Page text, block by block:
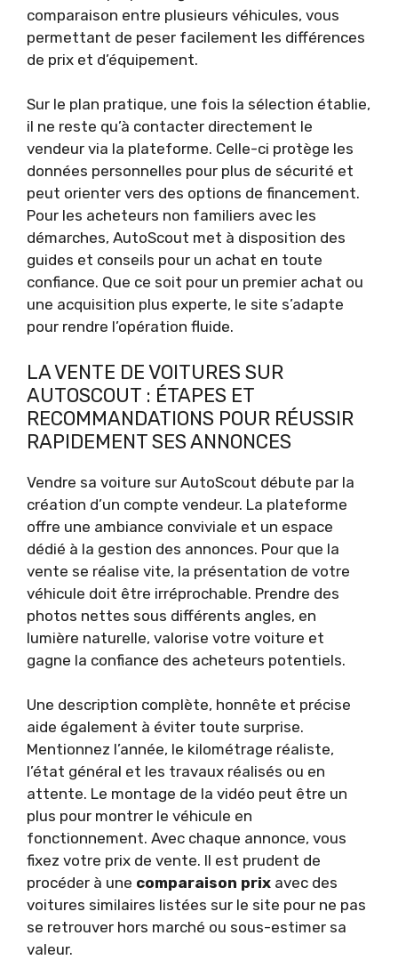
comparaison entre plusieurs véhicules, vous
permettant de peser facilement les différences
de prix et d’équipement.
Sur le plan pratique, une fois la sélection établie,
il ne reste qu’à contacter directement le
vendeur via la plateforme. Celle-ci protège les
données personnelles pour plus de sécurité et
peut orienter vers des options de financement.
Pour les acheteurs non familiers avec les
démarches, AutoScout met à disposition des
guides et conseils pour un achat en toute
confiance. Que ce soit pour un premier achat ou
une acquisition plus experte, le site s’adapte
pour rendre l’opération fluide.
LA VENTE DE VOITURES SUR
AUTOSCOUT : ÉTAPES ET
RECOMMANDATIONS POUR RÉUSSIR
RAPIDEMENT SES ANNONCES
Vendre sa voiture sur AutoScout débute par la
création d’un compte vendeur. La plateforme
offre une ambiance conviviale et un espace
dédié à la gestion des annonces. Pour que la
vente se réalise vite, la présentation de votre
véhicule doit être irréprochable. Prendre des
photos nettes sous différents angles, en
lumière naturelle, valorise votre voiture et
gagne la confiance des acheteurs potentiels.
Une description complète, honnête et précise
aide également à éviter toute surprise.
Mentionnez l’année, le kilométrage réaliste,
l’état général et les travaux réalisés ou en
attente. Le montage de la vidéo peut être un
plus pour montrer le véhicule en
fonctionnement. Avec chaque annonce, vous
fixez votre prix de vente. Il est prudent de
procéder à une comparaison prix avec des
voitures similaires listées sur le site pour ne pas
se retrouver hors marché ou sous-estimer sa
valeur.